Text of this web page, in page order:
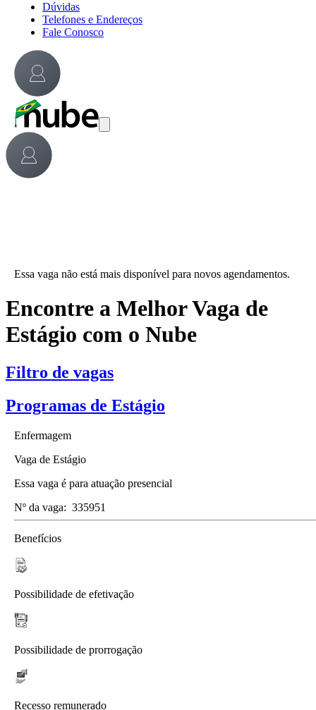
Dúvidas
Telefones e Endereços
Fale Conosco
Essa vaga não está mais disponível para novos agendamentos.
Encontre a Melhor Vaga de
Estágio com o Nube
Filtro de vagas
Programas de Estágio
Enfermagem
Vaga de Estágio
Essa vaga é para atuação presencial
Nº da vaga: 335951
Benefícios
Possibilidade de efetivação
Possibilidade de prorrogação
Recesso remunerado